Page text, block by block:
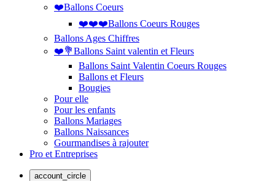
❤️Ballons Coeurs
❤️❤️❤️Ballons Coeurs Rouges
Ballons Ages Chiffres
❤️💐Ballons Saint valentin et Fleurs
Ballons Saint Valentin Coeurs Rouges
Ballons et Fleurs
Bougies
Pour elle
Pour les enfants
Ballons Mariages
Ballons Naissances
Gourmandises à rajouter
Pro et Entreprises
account_circle